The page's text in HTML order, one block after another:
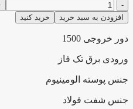
الکتروموتور
دو
خازن
(کلاچ
0/37
وات
دور
افزودن به سبد خرید خرید کنید
دور خروجی 1500
ورودی برق تک فاز
جنس پوسته الومینیوم
جنس شفت فولاد